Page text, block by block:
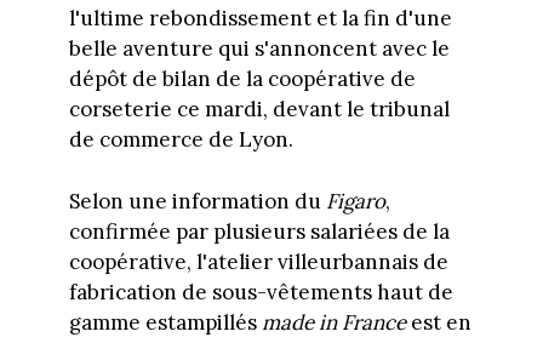
l'ultime rebondissement et la fin d'une
belle aventure qui s'annoncent avec le
dépôt de bilan de la coopérative de
corseterie ce mardi, devant le tribunal
de commerce de Lyon.
Selon une information du Figaro,
confirmée par plusieurs salariées de la
coopérative, l'atelier villeurbannais de
fabrication de sous-vêtements haut de
gamme estampillésmade in Franceest en